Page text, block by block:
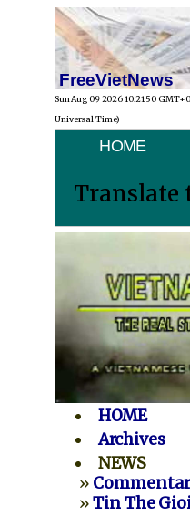
FreeVietNews
Sun Aug 09 2026 10:21:50
Universal Time)
HOME
Translate
HOME
Archives
NEWS
»
»Tin The